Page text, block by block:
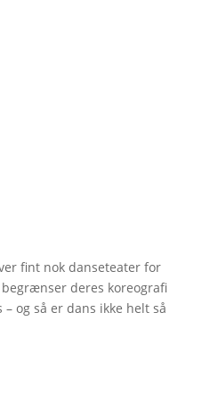
fint nok danseteater for
deres koreografi
og så er dans ikke helt så